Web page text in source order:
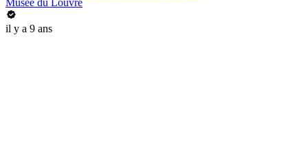
Musée du Louvre
il y a 9 ans